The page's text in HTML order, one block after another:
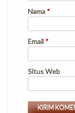
Nama *
Email *
Situs Web